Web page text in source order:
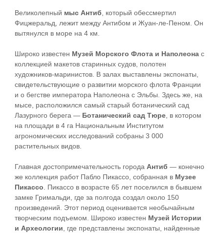
Великолепный мыс Антиб, который обессмертил
Фицжеральд, лежит между Антибом и Жуан-ле-Пеном. Он
вытянулся в море на 4 км.
Широко известен Музей Морского Флота и Наполеона с
коллекцией макетов старинных судов, полотен
художников-маринистов. В залах выставлены экспонаты,
свидетельствующие о развитии морского флота Франции
и о бегстве императора Наполеона с Эльбы. Здесь же, на
мысе, расположился самый старый ботанический сад
Лазурного берега — Ботанический сад Тюре, в котором
на площади в 4 га Национальным Институтом
агрономических исследований собраны 3 000
растительных видов.
Главная достопримечательность города Антиб — конечно
же коллекция работ Пабло Пикассо, собранная в Музее
Пикассо. Пикассо в возрасте 65 лет поселился в бывшем
замке Гримальди, где за полгода создал около 150
произведений. Этот период оценивается необычайным
творческим подъемом. Широко известен Музей Истории
и Археологии, где представлены экспонаты, найденные